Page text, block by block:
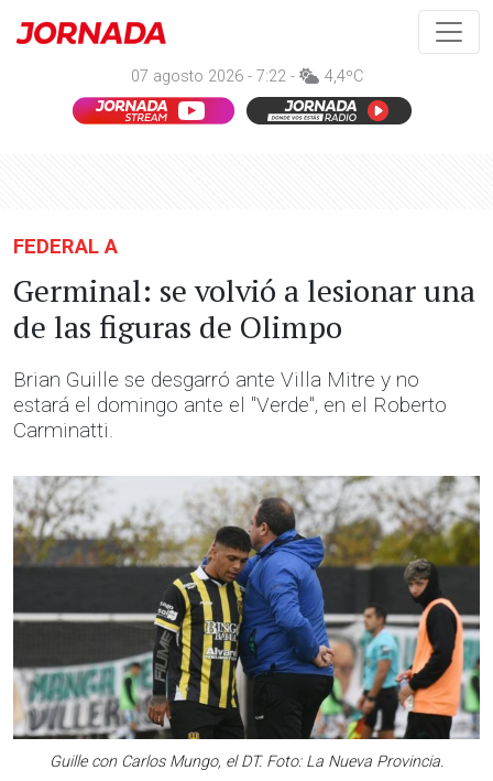
07 agosto 2026 - 7:22 - 4,4ºC
FEDERAL A
Germinal: se volvió a lesionar una
de las figuras de Olimpo
Brian Guille se desgarró ante Villa Mitre y no
estará el domingo ante el "Verde", en el Roberto
Carminatti.
Guille con Carlos Mungo, el DT. Foto: La Nueva Provincia.